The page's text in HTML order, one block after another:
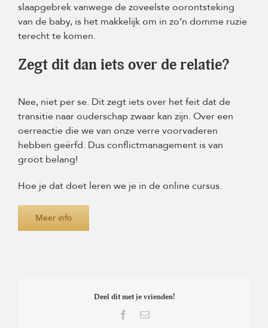
slaapgebrek vanwege de zoveelste oorontsteking
van de baby, is het makkelijk om in zo’n domme ruzie
terecht te komen.
Zegt dit dan iets over de relatie?
Nee, niet per se. Dit zegt iets over het feit dat de
transitie naar ouderschap zwaar kan zijn. Over een
oerreactie die we van onze verre voorvaderen
hebben geërfd. Dus conflictmanagement is van
groot belang!
Hoe je dat doet leren we je in de online cursus.
Meer info
Deel dit met je vrienden!
Facebook
E-